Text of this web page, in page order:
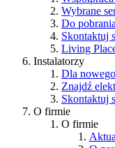
Wybrane
Do pobrania
Skontaktuj
Living
Instalatorzy
Dla
Znajdź
Skontaktuj
O firmie
O firmie